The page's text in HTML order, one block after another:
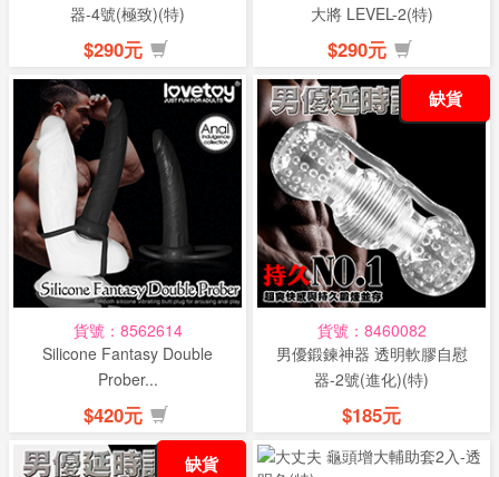
器-4號(極致)(特)
$290元
大將 LEVEL-2(特)
$290元
貨號：8562614
Silicone Fantasy Double
Prober...
$420元
貨號：8460082
男優鍛鍊神器 透明軟膠自慰
器-2號(進化)(特)
$185元
缺貨
缺貨